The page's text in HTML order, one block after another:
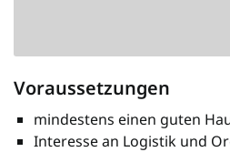
Voraussetzungen
mindestens einen guten
Interesse an Logistik und